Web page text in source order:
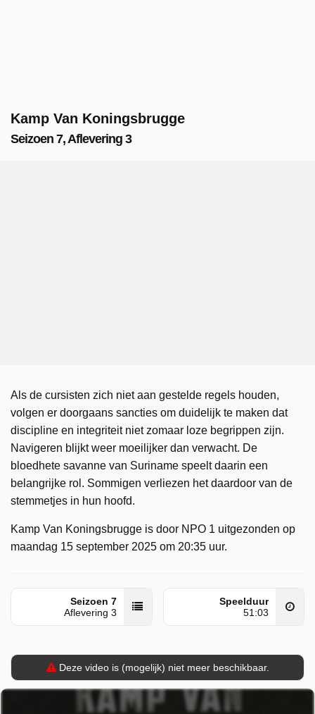
Kamp Van Koningsbrugge
Seizoen 7, Aflevering 3
Als de cursisten zich niet aan gestelde regels houden,
volgen er doorgaans sancties om duidelijk te maken dat
discipline en integriteit niet zomaar loze begrippen zijn.
Navigeren blijkt weer moeilijker dan verwacht. De
bloedhete savanne van Suriname speelt daarin een
belangrijke rol. Sommigen verliezen het daardoor van de
stemmetjes in hun hoofd.
Kamp Van Koningsbrugge is door NPO 1 uitgezonden op
maandag 15 september 2025 om 20:35 uur.
Seizoen 7
Aflevering 3
Speelduur
51:03
Deze video is (mogelijk) niet meer beschikbaar.